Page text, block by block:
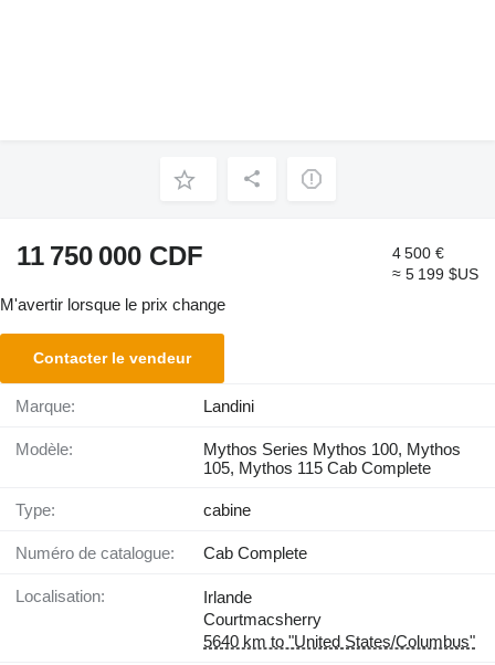
11 750 000 CDF
4 500 €
≈ 5 199 $US
M'avertir lorsque le prix change
Contacter le vendeur
Marque: Landini
Modèle:
Mythos Series Mythos 100, Mythos
105, Mythos 115 Cab Complete
Type: cabine
Numéro de catalogue: Cab Complete
Localisation:
Irlande
Courtmacsherry
5640 km to "United States/Columbus"